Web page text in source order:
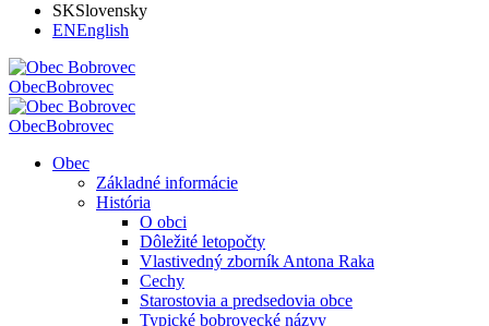
SKSlovensky
ENEnglish
ObecBobrovec
ObecBobrovec
Obec
Základné informácie
História
O obci
Dôležité letopočty
Vlastivedný zborník Antona Raka
Cechy
Starostovia a predsedovia obce
Typické bobrovecké názvy